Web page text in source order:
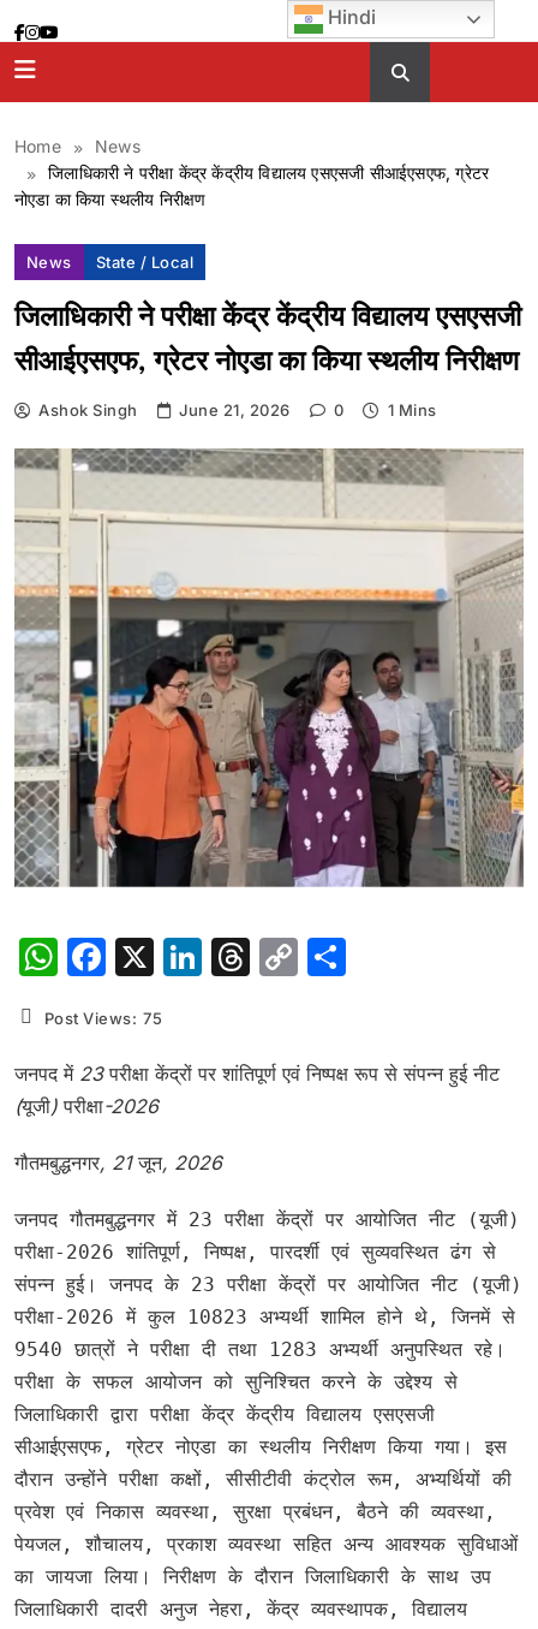
to
content
Home
News
जिलाधिकारी ने परीक्षा केंद्र केंद्रीय विद्यालय एसएसजी सीआईएसएफ, ग्रेटर
नोएडा का किया स्थलीय निरीक्षण
News State / Local
जिलाधिकारी ने परीक्षा केंद्र केंद्रीय विद्यालय एसएसजी
सीआईएसएफ, ग्रेटर नोएडा का किया स्थलीय निरीक्षण
Ashok Singh June 21, 2026 0 1 Mins
WhatsApp
Facebook
X LinkedIn
Threads
Copy
Post Views: 75
जनपद में23परीक्षा केंद्रों पर शांतिपूर्ण एवं निष्पक्ष रूप से संपन्न हुई नीट
(यूजी)परीक्षा-2026
गौतमबुद्धनगर, 21जून, 2026
जनपद गौतमबुद्धनगर में 23 परीक्षा केंद्रों पर आयोजित नीट (यूजी)
परीक्षा-2026 शांतिपूर्ण, निष्पक्ष, पारदर्शी एवं सुव्यवस्थित ढंग से
संपन्न हुई। जनपद के 23 परीक्षा केंद्रों पर आयोजित नीट (यूजी)
परीक्षा-2026 में कुल 10823 अभ्यर्थी शामिल होने थे, जिनमें से
9540 छात्रों ने परीक्षा दी तथा 1283 अभ्यर्थी अनुपस्थित रहे।
परीक्षा के सफल आयोजन को सुनिश्चित करने के उद्देश्य से
जिलाधिकारी द्वारा परीक्षा केंद्र केंद्रीय विद्यालय एसएसजी
सीआईएसएफ, ग्रेटर नोएडा का स्थलीय निरीक्षण किया गया। इस
दौरान उन्होंने परीक्षा कक्षों, सीसीटीवी कंट्रोल रूम, अभ्यर्थियों की
प्रवेश एवं निकास व्यवस्था, सुरक्षा प्रबंधन, बैठने की व्यवस्था,
पेयजल, शौचालय, प्रकाश व्यवस्था सहित अन्य आवश्यक सुविधाओं
का जायजा लिया। निरीक्षण के दौरान जिलाधिकारी के साथ उप
जिलाधिकारी दादरी अनुज नेहरा, केंद्र व्यवस्थापक, विद्यालय
Hindi